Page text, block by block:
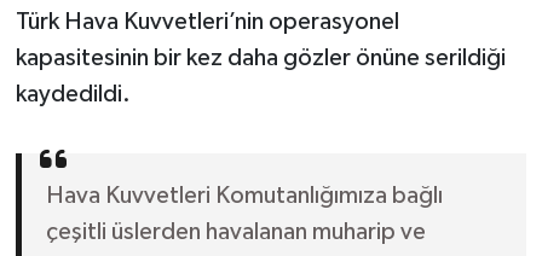
Türk Hava Kuvvetleri’nin operasyonel
kapasitesinin bir kez daha gözler önüne serildiği
kaydedildi.
Hava Kuvvetleri Komutanlığımıza bağlı
çeşitli üslerden havalanan muharip ve